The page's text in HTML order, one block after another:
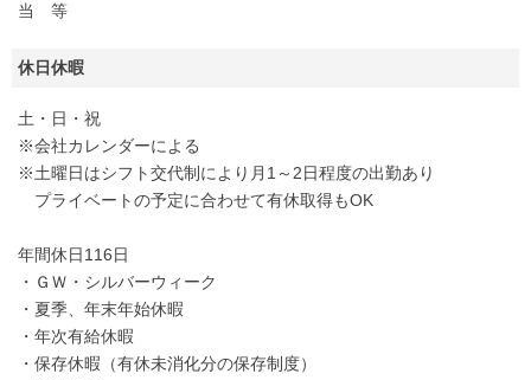
当 等
休日休暇
土・日・祝
※会社カレンダーによる
※土曜日はシフト交代制により月1～2日程度の出勤あり
プライベートの予定に合わせて有休取得もOK
年間休日116日
・ＧＷ・シルバーウィーク
・夏季、年末年始休暇
・年次有給休暇
・保存休暇（有休未消化分の保存制度）